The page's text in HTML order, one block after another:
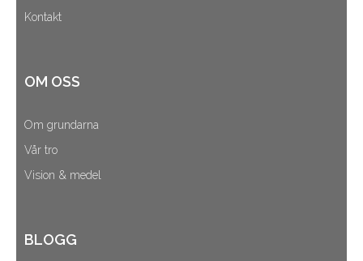
Kontakt
OM OSS
Om grundarna
Vår tro
Vision & medel
BLOGG